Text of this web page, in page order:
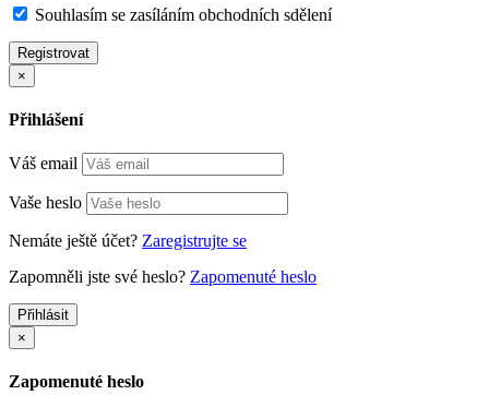
Souhlasím se zasíláním obchodních sdělení
Registrovat
×
Přihlášení
Váš email
Vaše heslo
Nemáte ještě účet? Zaregistrujte se
Zapomněli jste své heslo? Zapomenuté heslo
Přihlásit
×
Zapomenuté heslo